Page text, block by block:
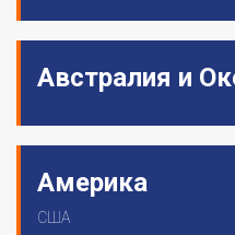
Австралия и
Америка
США